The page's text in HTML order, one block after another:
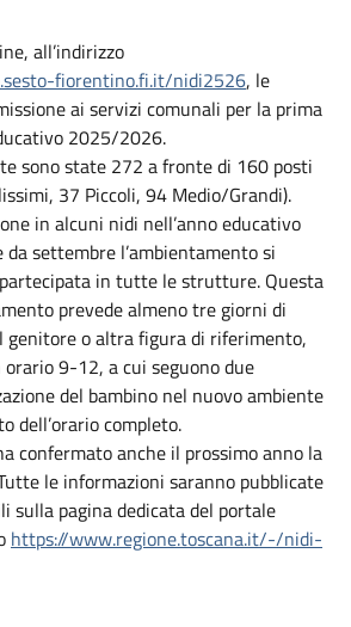
all’indirizzo
fiorentino.fi.it/nidi2526, le
ai servizi comunali per la prima
2025/2026.
sono state 272 a fronte di 160 posti
37 Piccoli, 94 Medio/Grandi).
in alcuni nidi nell’anno educativo
settembre l’ambientamento si
in tutte le strutture. Questa
prevede almeno tre giorni di
genitore o altra figura di riferimento,
9-12, a cui seguono due
del bambino nel nuovo ambiente
dell’orario completo.
confermato anche il prossimo anno la
le informazioni saranno pubblicate
sulla pagina dedicata del portale
https://www.regione.toscana.it/-/nidi-